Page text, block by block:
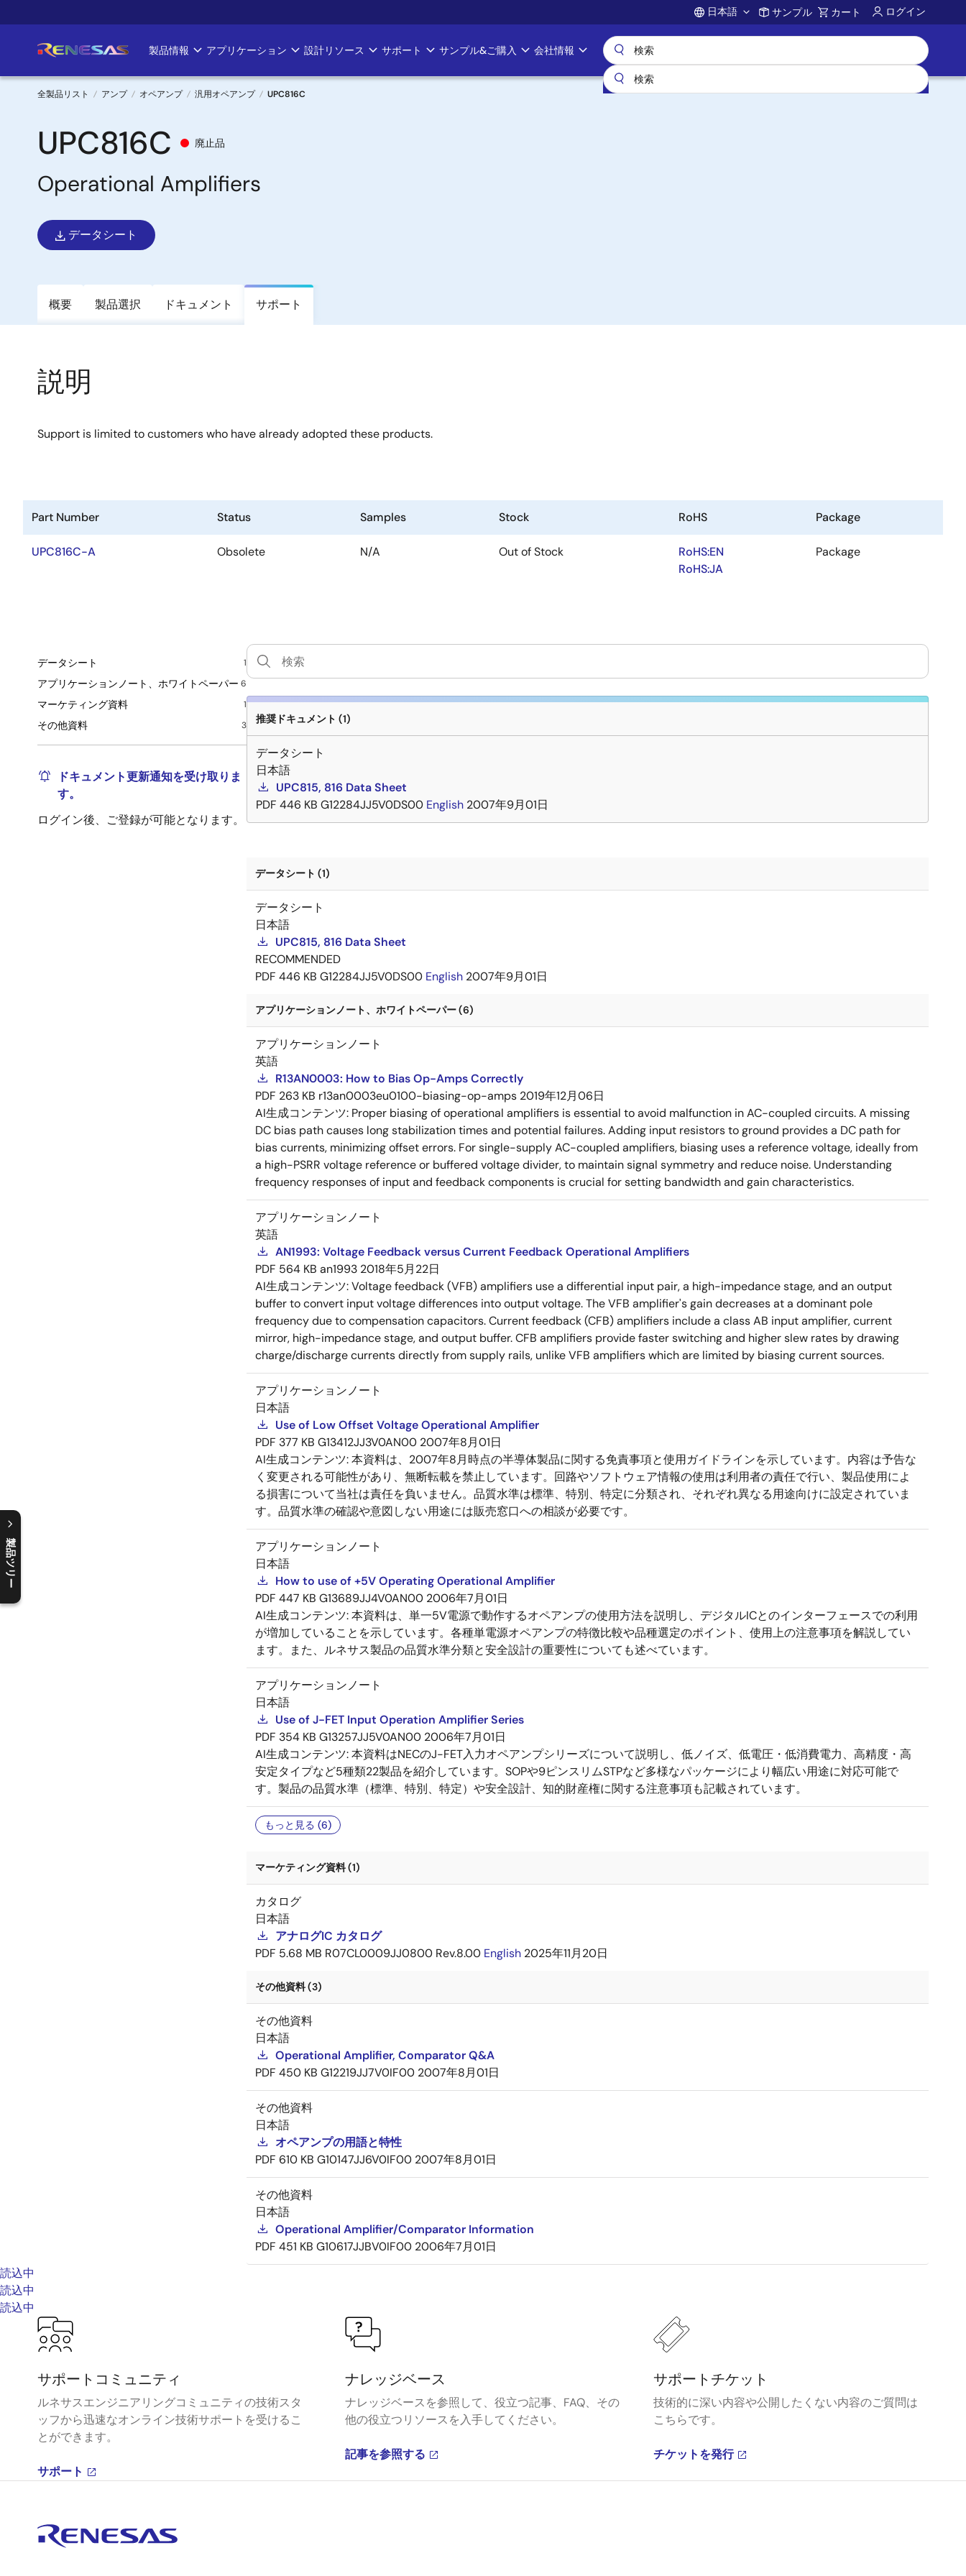
イ
ン
Account
日本語 サンプル カート ログイン
Main
navigation
製品情報 アプリケーション 設計リソース サポート サンプル&ご購入 会社情報
パ
ン
く
ず
全製品リスト アンプ オペアンプ 汎用オペアンプ UPC816C
UPC816C 廃止品
Operational Amplifiers
データシート
概要 製品選択 ドキュメント サポート
製品ツリー
C
l
o
s
e
p
r
o
d
u
c
t
t
r
e
e
m
e
n
O
p
e
n
p
r
o
d
u
c
t
t
r
e
e
m
e
n
説明
Support is limited to customers who have already adopted these products.
Part Number Status Samples Stock RoHS Package
UPC816C-A Obsolete N/A Out of Stock
RoHS:EN
RoHS:JA
Package
データシート 1
アプリケーションノート、ホワイトペーパー 6
マーケティング資料 1
その他資料 3
ドキュメント更新通知を受け取りま
す。
ログイン後、ご登録が可能となります。
推奨ドキュメント (1)
データシート
日本語
UPC815, 816 Data Sheet
PDF 446 KB G12284JJ5V0DS00 English 2007年9月01日
データシート (1)
データシート
日本語
UPC815, 816 Data Sheet
RECOMMENDED
PDF 446 KB G12284JJ5V0DS00 English 2007年9月01日
アプリケーションノート、ホワイトペーパー (6)
アプリケーションノート
英語
R13AN0003: How to Bias Op-Amps Correctly
PDF 263 KB r13an0003eu0100-biasing-op-amps 2019年12月06日
AI生成コンテンツ: Proper biasing of operational amplifiers is essential to avoid malfunction in AC-coupled circuits. A missing
DC bias path causes long stabilization times and potential failures. Adding input resistors to ground provides a DC path for
bias currents, minimizing offset errors. For single-supply AC-coupled amplifiers, biasing uses a reference voltage, ideally from
a high-PSRR voltage reference or buffered voltage divider, to maintain signal symmetry and reduce noise. Understanding
frequency responses of input and feedback components is crucial for setting bandwidth and gain characteristics.
アプリケーションノート
英語
AN1993: Voltage Feedback versus Current Feedback Operational Amplifiers
PDF 564 KB an1993 2018年5月22日
AI生成コンテンツ:Voltage feedback (VFB) amplifiers use a differential input pair, a high-impedance stage, and an output
buffer to convert input voltage differences into output voltage. The VFB amplifier's gain decreases at a dominant pole
frequency due to compensation capacitors. Current feedback (CFB) amplifiers include a class AB input amplifier, current
mirror, high-impedance stage, and output buffer. CFB amplifiers provide faster switching and higher slew rates by drawing
charge/discharge currents directly from supply rails, unlike VFB amplifiers which are limited by biasing current sources.
アプリケーションノート
日本語
Use of Low Offset Voltage Operational Amplifier
PDF 377 KB G13412JJ3V0AN00 2007年8月01日
AI生成コンテンツ:本資料は、2007年8月時点の半導体製品に関する免責事項と使用ガイドラインを示しています。内容は予告な
く変更される可能性があり、無断転載を禁止しています。回路やソフトウェア情報の使用は利用者の責任で行い、製品使用によ
る損害について当社は責任を負いません。品質水準は標準、特別、特定に分類され、それぞれ異なる用途向けに設定されていま
す。品質水準の確認や意図しない用途には販売窓口への相談が必要です。
アプリケーションノート
日本語
How to use of +5V Operating Operational Amplifier
PDF 447 KB G13689JJ4V0AN00 2006年7月01日
AI生成コンテンツ:本資料は、単一5V電源で動作するオペアンプの使用方法を説明し、デジタルICとのインターフェースでの利用
が増加していることを示しています。各種単電源オペアンプの特徴比較や品種選定のポイント、使用上の注意事項を解説してい
ます。また、ルネサス製品の品質水準分類と安全設計の重要性についても述べています。
アプリケーションノート
日本語
Use of J-FET Input Operation Amplifier Series
PDF 354 KB G13257JJ5V0AN00 2006年7月01日
AI生成コンテンツ:本資料はNECのJ-FET入力オペアンプシリーズについて説明し、低ノイズ、低電圧・低消費電力、高精度・高
安定タイプなど5種類22製品を紹介しています。SOPや9ピンスリムSTPなど多様なパッケージにより幅広い用途に対応可能で
す。製品の品質水準（標準、特別、特定）や安全設計、知的財産権に関する注意事項も記載されています。
もっと見る (6)
マーケティング資料 (1)
カタログ
日本語
アナログIC カタログ
PDF 5.68 MB R07CL0009JJ0800 Rev.8.00 English 2025年11月20日
その他資料 (3)
その他資料
日本語
Operational Amplifier, Comparator Q&A
PDF 450 KB G12219JJ7V0IF00 2007年8月01日
その他資料
日本語
オペアンプの用語と特性
PDF 610 KB G10147JJ6V0IF00 2007年8月01日
その他資料
日本語
Operational Amplifier/Comparator Information
PDF 451 KB G10617JJBV0IF00 2006年7月01日
読込中
読込中
読込中
サポートコミュニティ
ルネサスエンジニアリングコミュニティの技術スタ
ッフから迅速なオンライン技術サポートを受けるこ
とができます。
サポート
ナレッジベース
ナレッジベースを参照して、役立つ記事、FAQ、その
他の役立つリソースを入手してください。
記事を参照する
サポートチケット
技術的に深い内容や公開したくない内容のご質問は
こちらです。
チケットを発行